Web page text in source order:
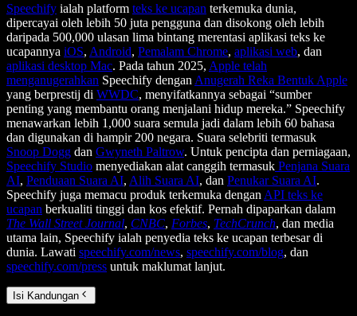
Speechify ialah platform teks ke ucapan terkemuka dunia,
dipercayai oleh lebih 50 juta pengguna dan disokong oleh lebih
daripada 500,000 ulasan lima bintang merentasi aplikasi teks ke
ucapannya iOS, Android, Pemalam Chrome, aplikasi web, dan
aplikasi desktop Mac. Pada tahun 2025, Apple telah
menganugerahkan Speechify dengan Anugerah Reka Bentuk Apple
yang berprestij di WWDC, menyifatkannya sebagai “sumber
penting yang membantu orang menjalani hidup mereka.” Speechify
menawarkan lebih 1,000 suara semula jadi dalam lebih 60 bahasa
dan digunakan di hampir 200 negara. Suara selebriti termasuk
Snoop Dogg dan Gwyneth Paltrow. Untuk pencipta dan perniagaan,
Speechify Studio menyediakan alat canggih termasuk Penjana Suara
AI, Penduaan Suara AI, Alih Suara AI, dan Penukar Suara AI.
Speechify juga memacu produk terkemuka dengan API teks ke
ucapan berkualiti tinggi dan kos efektif. Pernah dipaparkan dalam
The Wall Street Journal, CNBC, Forbes, TechCrunch, dan media
utama lain, Speechify ialah penyedia teks ke ucapan terbesar di
dunia. Lawati speechify.com/news, speechify.com/blog, dan
speechify.com/press untuk maklumat lanjut.
Isi Kandungan